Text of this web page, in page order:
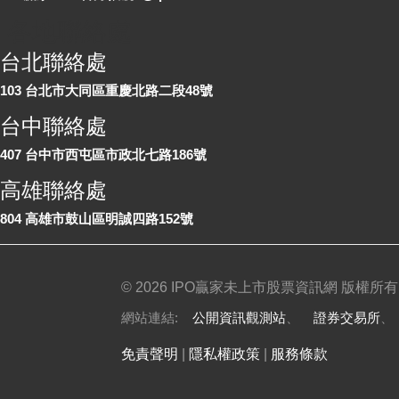
台北聯絡處
103 台北市大同區重慶北路二段48號
台中聯絡處
407 台中市西屯區市政北七路186號
高雄聯絡處
804 高雄市鼓山區明誠四路152號
© 2026 IPO贏家未上市股票資訊網 版權所有
網站連結: 公開資訊觀測站、 證券交易所
免責聲明 隱私權政策| 服務條款